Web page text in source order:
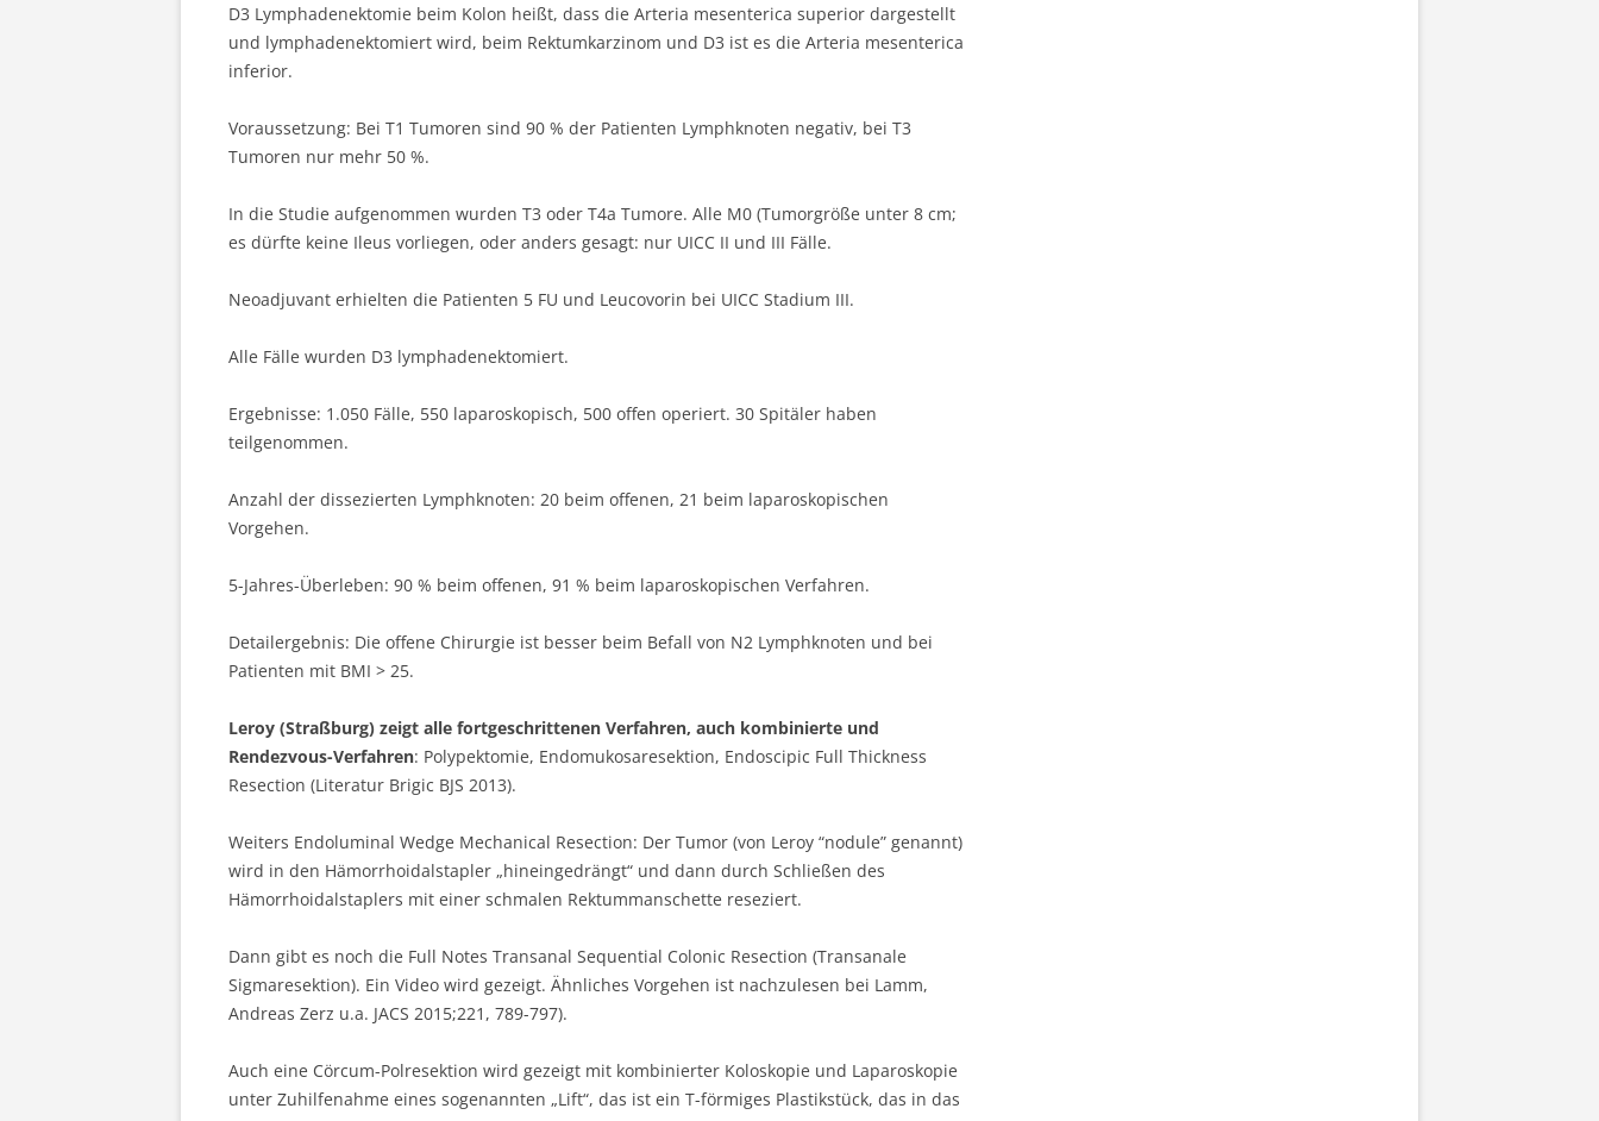
D3 Lymphadenektomie beim Kolon heißt, dass die Arteria mesenterica superior dargestellt
und lymphadenektomiert wird, beim Rektumkarzinom und D3 ist es die Arteria mesenterica
inferior.
Voraussetzung: Bei T1 Tumoren sind 90 % der Patienten Lymphknoten negativ, bei T3
Tumoren nur mehr 50 %.
In die Studie aufgenommen wurden T3 oder T4a Tumore. Alle M0 (Tumorgröße unter 8 cm;
es dürfte keine Ileus vorliegen, oder anders gesagt: nur UICC II und III Fälle.
Neoadjuvant erhielten die Patienten 5 FU und Leucovorin bei UICC Stadium III.
Alle Fälle wurden D3 lymphadenektomiert.
Ergebnisse: 1.050 Fälle, 550 laparoskopisch, 500 offen operiert. 30 Spitäler haben
teilgenommen.
Anzahl der dissezierten Lymphknoten: 20 beim offenen, 21 beim laparoskopischen
Vorgehen.
5-Jahres-Überleben: 90 % beim offenen, 91 % beim laparoskopischen Verfahren.
Detailergebnis: Die offene Chirurgie ist besser beim Befall von N2 Lymphknoten und bei
Patienten mit BMI > 25.
Leroy (Straßburg) zeigt alle fortgeschrittenen Verfahren, auch kombinierte und
Rendezvous-Verfahren: Polypektomie, Endomukosaresektion, Endoscipic Full Thickness
Resection (Literatur Brigic BJS 2013).
Weiters Endoluminal Wedge Mechanical Resection: Der Tumor (von Leroy “nodule” genannt)
wird in den Hämorrhoidalstapler „hineingedrängt“ und dann durch Schließen des
Hämorrhoidalstaplers mit einer schmalen Rektummanschette reseziert.
Dann gibt es noch die Full Notes Transanal Sequential Colonic Resection (Transanale
Sigmaresektion). Ein Video wird gezeigt. Ähnliches Vorgehen ist nachzulesen bei Lamm,
Andreas Zerz u.a. JACS 2015;221, 789-797).
Auch eine Cörcum-Polresektion wird gezeigt mit kombinierter Koloskopie und Laparoskopie
unter Zuhilfenahme eines sogenannten „Lift“, das ist ein T-förmiges Plastikstück, das in das